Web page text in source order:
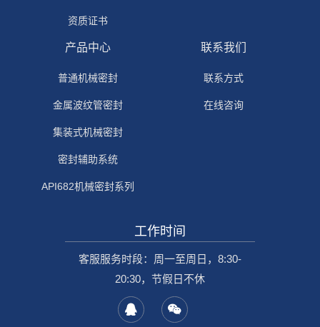
资质证书
产品中心
普通机械密封
金属波纹管密封
集装式机械密封
密封辅助系统
API682机械密封系列
联系我们
联系方式
在线咨询
工作时间
客服服务时段：周一至周日，8:30-
20:30，节假日不休